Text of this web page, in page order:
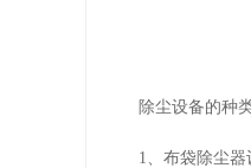
除尘设备的种
1、布袋除尘